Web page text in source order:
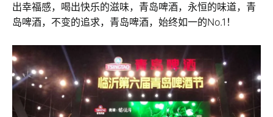
出幸福感，喝出快乐的滋味，青岛啤酒，永恒的味道，青
岛啤酒，不变的追求，青岛啤酒，始终如一的No.1！